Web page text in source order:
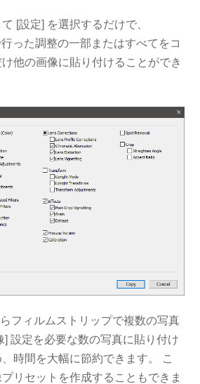
[設定] を選択するだけで、
った調整の一部またはすべてをコ
他の画像に貼り付けることができ
フィルムストリップで複数の写真
] 設定を必要な数の写真に貼り付け
時間を大幅に節約できます。 こ
リセットを作成することもできま